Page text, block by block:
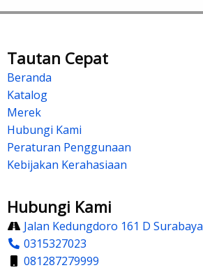
Tautan Cepat
Beranda
Katalog
Merek
Hubungi Kami
Peraturan Penggunaan
Kebijakan Kerahasiaan
Hubungi Kami
Jalan Kedungdoro 161 D Surabaya
0315327023
081287279999